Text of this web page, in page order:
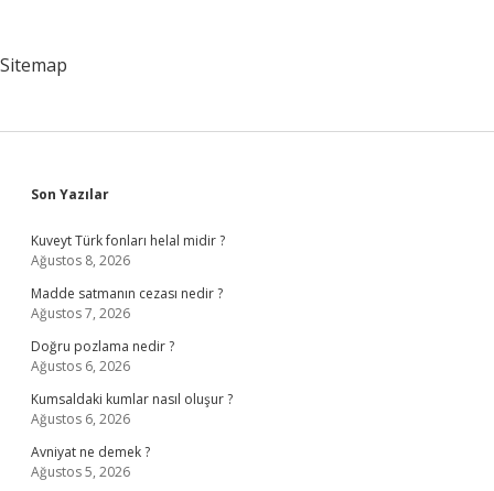
Sitemap
Sidebar
Son Yazılar
Kuveyt Türk fonları helal midir ?
Ağustos 8, 2026
Madde satmanın cezası nedir ?
Ağustos 7, 2026
Doğru pozlama nedir ?
Ağustos 6, 2026
Kumsaldaki kumlar nasıl oluşur ?
Ağustos 6, 2026
Avniyat ne demek ?
Ağustos 5, 2026